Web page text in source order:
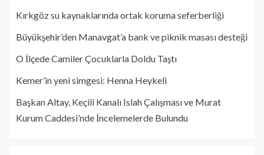
Kırkgöz su kaynaklarında ortak koruma seferberliği
Büyükşehir’den Manavgat’a bank ve piknik masası desteği
O İlçede Camiler Çocuklarla Doldu Taştı
Kemer’in yeni simgesi: Henna Heykeli
Başkan Altay, Keçili Kanalı Islah Çalışması ve Murat
Kurum Caddesi’nde İncelemelerde Bulundu